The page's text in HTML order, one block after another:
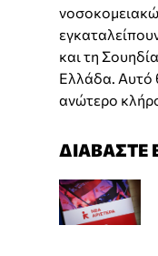
και τη
Ελλάδα. Αυτό
ανώτερο
ΔΙΑΒΑΣΤΕ